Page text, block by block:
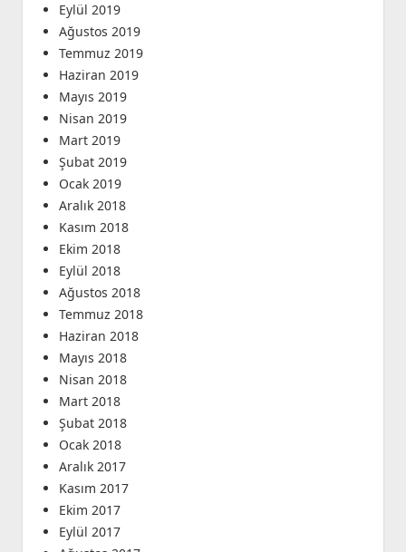
Eylül 2019
Ağustos 2019
Temmuz 2019
Haziran 2019
Mayıs 2019
Nisan 2019
Mart 2019
Şubat 2019
Ocak 2019
Aralık 2018
Kasım 2018
Ekim 2018
Eylül 2018
Ağustos 2018
Temmuz 2018
Haziran 2018
Mayıs 2018
Nisan 2018
Mart 2018
Şubat 2018
Ocak 2018
Aralık 2017
Kasım 2017
Ekim 2017
Eylül 2017